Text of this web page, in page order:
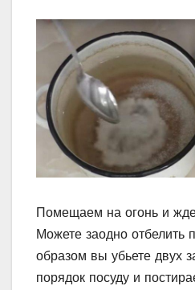
Помещаем на огонь и
Можете заодно отбелить
образом вы убьете двух
порядок посуду и